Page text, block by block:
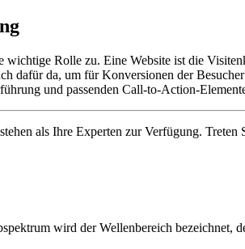
Rolle zu. Eine Website ist die
dafür da, um für Konversionen der
und passenden Call-to-Action-
als Ihre Experten zur Verfügung.
wird der Wellenbereich